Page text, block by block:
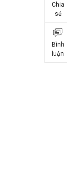
Chia
sẻ
Bình
luận